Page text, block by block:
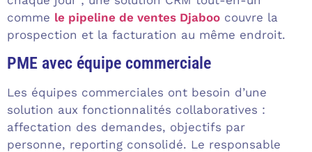
comme le pipeline de ventes Djaboo couvre la
prospection et la facturation au même endroit.
PME avec équipe commerciale
Les équipes commerciales ont besoin d’une
solution aux fonctionnalités collaboratives :
affectation des demandes, objectifs par
personne, reporting consolidé. Le responsable